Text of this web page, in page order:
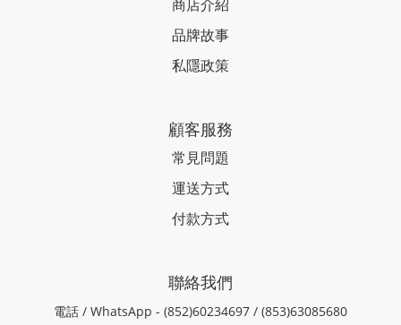
商店介紹
品牌故事
私隱政策
顧客服務
常見問題
運送方式
付款方式
聯絡我們
電話 / WhatsApp - (852)60234697 / (853)63085680